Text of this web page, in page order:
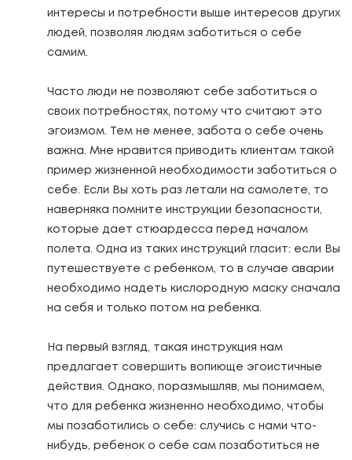
интересы и потребности выше интересов других
людей, позволяя людям заботиться о себе
самим.
Часто люди не позволяют себе заботиться о
своих потребностях, потому что считают это
эгоизмом. Тем не менее, забота о себе очень
важна. Мне нравится приводить клиентам такой
пример жизненной необходимости заботиться о
себе. Если Вы хоть раз летали на самолете, то
наверняка помните инструкции безопасности,
которые дает стюардесса перед началом
полета. Одна из таких инструкций гласит: если Вы
путешествуете с ребенком, то в случае аварии
необходимо надеть кислородную маску сначала
на себя и только потом на ребенка.
На первый взгляд, такая инструкция нам
предлагает совершить вопиюще эгоистичные
действия. Однако, поразмышляв, мы понимаем,
что для ребенка жизненно необходимо, чтобы
мы позаботились о себе: случись с нами что-
нибудь, ребенок о себе сам позаботиться не